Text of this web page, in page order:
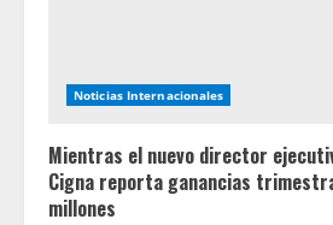
Noticias Internacionales
Mientras el nuevo director
Cigna reporta ganancias
millones